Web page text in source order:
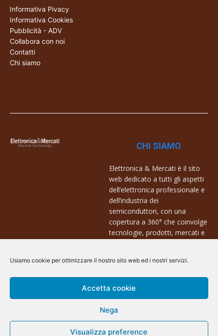
Usiamo cookie per ottimizzare il nostro sito web ed i nostri servizi.
Accetta cookie
Nega
Visualizza preference
Informativa Pivacy
Informativa Cookies
Pubblicità - ADV
Collabora con noi
Contatti
Chi siamo
CHI SIAMO
Elettronica & Mercati è il sito
web dedicato a tutti gli aspetti
dell’elettronica professionale e
dell’industria dei
semiconduttori, con una
copertura a 360° che coinvolge
tecnologie, prodotti, mercati e
Contatti:
info@arscommunication.it
@ArsCommunication 2023